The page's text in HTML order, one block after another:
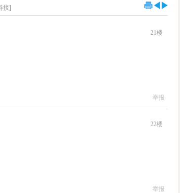
接]
21楼
举报
22楼
举报